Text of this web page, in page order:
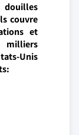
douilles
couvre
et
milliers
Unis